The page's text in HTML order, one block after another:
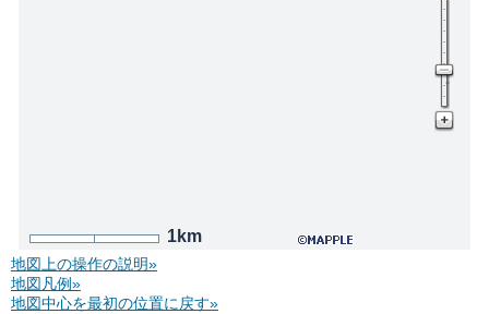
1km
地図上の操作の説明»
地図凡例»
地図中心を最初の位置に戻す»